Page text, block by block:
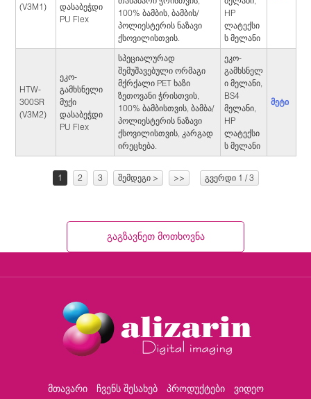
(V3M1)
დასაბეჭდი
PU Flex
100% ბამბის, ბამბის/
პოლიესტერის ნაზავი
ქსოვილისთვის.
HP
ლატექსი
ს მელანი
HTW-
300SR
(V3M2)
ეკო-
გამხსნელი
მუქი
დასაბეჭდი
PU Flex
სპეციალურად
შემუშავებული ორმაგი
მქრქალი PET ხაზი
ზეთოვანი ჭრისთვის,
100% ბამბისთვის, ბამბა/
პოლიესტერის ნაზავი
ქსოვილისთვის, კარგად
ირეცხება.
ეკო-
გამხსნელ
ი მელანი,
BS4
მელანი,
HP
ლატექსი
ს მელანი
მეტი
1 2 3 შემდეგი > >> გვერდი 1 / 3
Გაგზავნეთ Მოთხოვნა
მთავარი ჩვენს შესახებ პროდუქტები ვიდეო